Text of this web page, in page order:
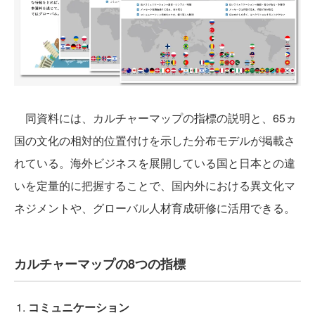
同資料には、カルチャーマップの指標の説明と、65ヵ
国の文化の相対的位置付けを示した分布モデルが掲載さ
れている。海外ビジネスを展開している国と日本との違
いを定量的に把握することで、国内外における異文化マ
ネジメントや、グローバル人材育成研修に活用できる。
カルチャーマップの8つの指標
コミュニケーション